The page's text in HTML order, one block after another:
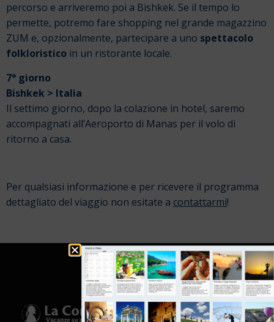
percorso e arriveremo poi a Bishkek. Se il tempo lo
permette, potremo fare shopping nel grande magazzino
ZUM e, opzionalmente, partecipare a uno spettacolo
folkloristico in un ristorante locale.
7° giorno
Bishkek > Italia
Il settimo giorno, dopo la colazione in hotel, saremo
accompagnati all’Aeroporto di Manas per il volo di
ritorno a casa.
Per qualsiasi informazione e per ricevere il programma
dettagliato del viaggio non esitate a contattarmi!